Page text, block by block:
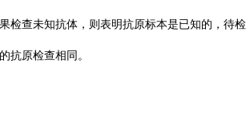
检查未知抗体，则表明抗原标本是已知的，待检
抗原检查相同。